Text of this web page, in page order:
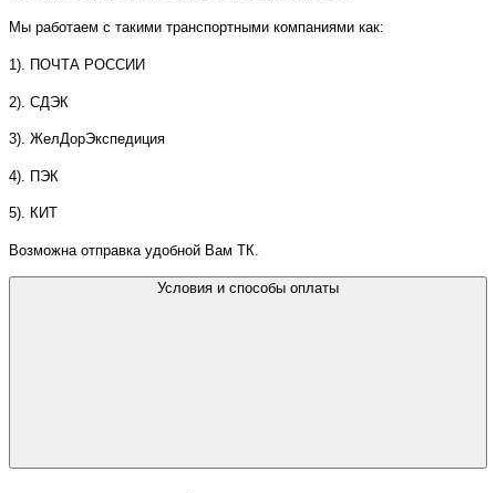
Мы работаем с такими транспортными компаниями как:
1). ПОЧТА РОССИИ
2). СДЭК
3). ЖелДорЭкспедиция
4). ПЭК
5). КИТ
Возможна отправка удобной Вам ТК.
Условия и способы оплаты